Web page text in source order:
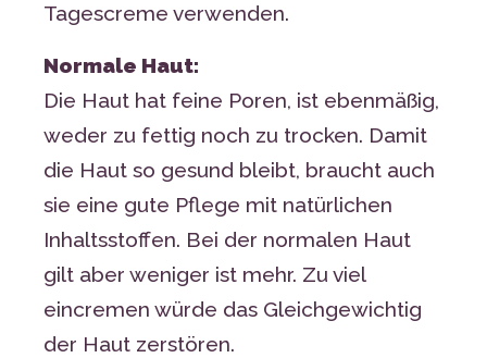
Tagescreme verwenden.
Normale Haut:
Die Haut hat feine Poren, ist ebenmäßig,
weder zu fettig noch zu trocken. Damit
die Haut so gesund bleibt, braucht auch
sie eine gute Pflege mit natürlichen
Inhaltsstoffen. Bei der normalen Haut
gilt aber weniger ist mehr. Zu viel
eincremen würde das Gleichgewichtig
der Haut zerstören.